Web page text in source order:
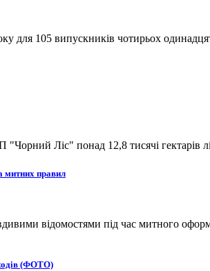
для 105 випускників чотирьох
Ліс" понад 12,8 тисячі гектарів
митних правил
відомостями під час митного
(ФОТО)